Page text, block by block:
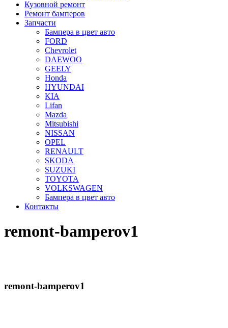
Кузовной ремонт
Ремонт бамперов
Запчасти
Бампера в цвет авто
FORD
Chevrolet
DAEWOO
GEELY
Honda
HYUNDAI
KIA
Lifan
Mazda
Mitsubishi
NISSAN
OPEL
RENAULT
SKODA
SUZUKI
TOYOTA
VOLKSWAGEN
Бампера в цвет авто
Контакты
remont-bamperov1
remont-bamperov1